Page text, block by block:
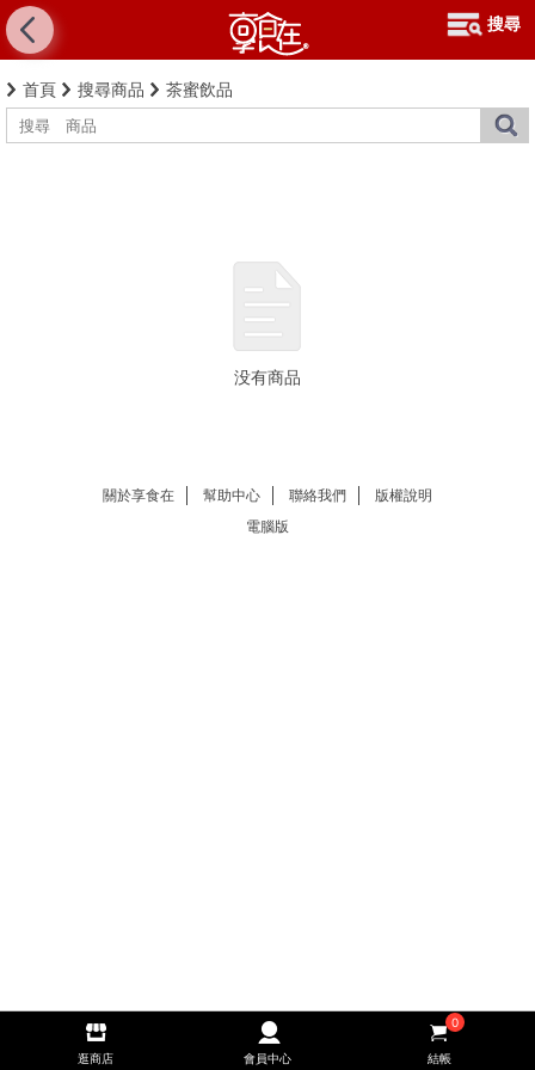
搜尋
首頁 搜尋商品 茶蜜飲品
没有商品
關於享食在 幫助中心 聯絡我們
版權說明
電腦版
逛商店 會員中心
0
結帳